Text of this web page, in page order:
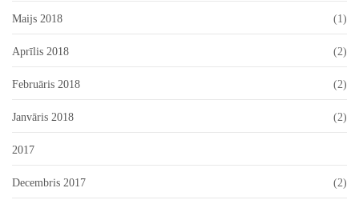
Maijs 2018 (1)
Aprīlis 2018 (2)
Februāris 2018 (2)
Janvāris 2018 (2)
2017
Decembris 2017 (2)